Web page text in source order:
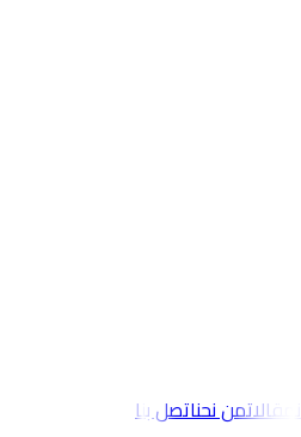
مقالاتمن نحناتصل بنا